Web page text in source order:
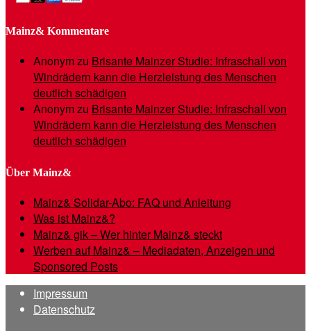
Mainz& Kommentare
Anonymzu Brisante Mainzer Studie: Infraschall von
Windrädern kann die Herzleistung des Menschen
deutlich schädigen
Anonymzu Brisante Mainzer Studie: Infraschall von
Windrädern kann die Herzleistung des Menschen
deutlich schädigen
Über Mainz&
Mainz& Solidar-Abo: FAQ und Anleitung
Was ist Mainz&?
Mainz& gik – Wer hinter Mainz& steckt
Werben auf Mainz& – Mediadaten, Anzeigen und
Sponsored Posts
Impressum
Datenschutz